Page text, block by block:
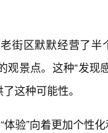
街区默默经营了半
景点。这种“发现
这种可能性。
验”向着更加个性